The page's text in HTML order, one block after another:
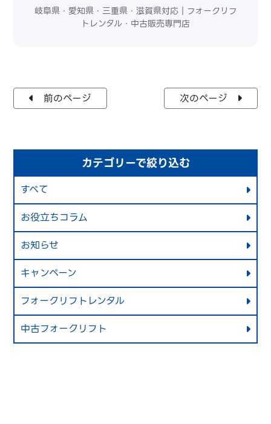
岐阜県・愛知県・三重県・滋賀県対応｜フォークリフ
トレンタル・中古販売専門店
前のページ 次のページ
カテゴリーで絞り込む
すべて
お役立ちコラム
お知らせ
キャンペーン
フォークリフトレンタル
中古フォークリフト